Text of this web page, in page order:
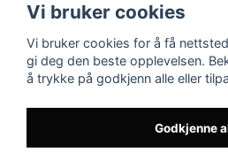
Om
Vi bruker cookies
Vi bruker cookies for å få
gi deg den beste opplevelsen.
å trykke på godkjenn alle eller
Godkjenne